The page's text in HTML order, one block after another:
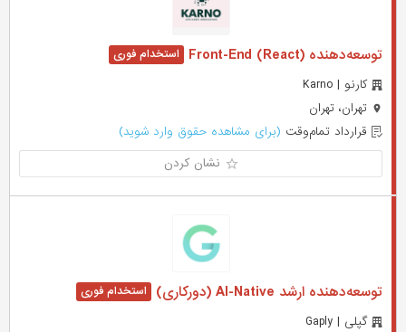
توسعه‌دهنده (Front-End (React
کارنو | Karno
تهران، تهران
قرارداد تمام‌وقت (برای مشاهده حقوق وارد شوید)
نشان کردن
توسعه‌دهنده ارشد AI-Native (دورکاری)
گپلی | Gaply